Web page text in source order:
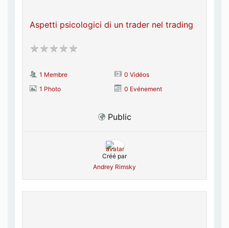
Aspetti psicologici di un trader nel trading
1 Membre
0 Vidéos
1 Photo
0 Evénement
Public
Créé par
Andrey Rimsky